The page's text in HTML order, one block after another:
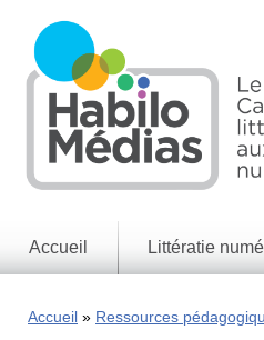
main
content
Accueil Littératie
générales
Accueil Ressources